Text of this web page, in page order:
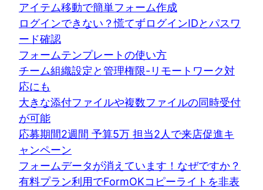
アイテム移動で簡単フォーム作成
ログインできない？慌てずログインIDとパスワ
ード確認
フォームテンプレートの使い方
チーム組織設定と管理権限-リモートワーク対
応にも
大きな添付ファイルや複数ファイルの同時受付
が可能
応募期間2週間 予算5万 担当2人で来店促進キ
ャンペーン
フォームデータが消えています！なぜですか？
有料プラン利用でFormOKコピーライトを非表